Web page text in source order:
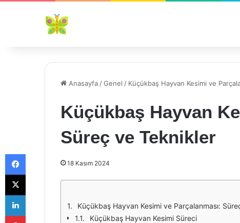
Anasayfa /Genel / Küçükbaş Hayvan Kesimi ve
Küçükbaş Hayvan
Süreç ve Teknikler
18 Kasım 2024
Küçükbaş Hayvan Kesimi ve Parçalanması:
Küçükbaş Hayvan Kesimi Süreci
Facebook
X
LinkedIn
Pinterest